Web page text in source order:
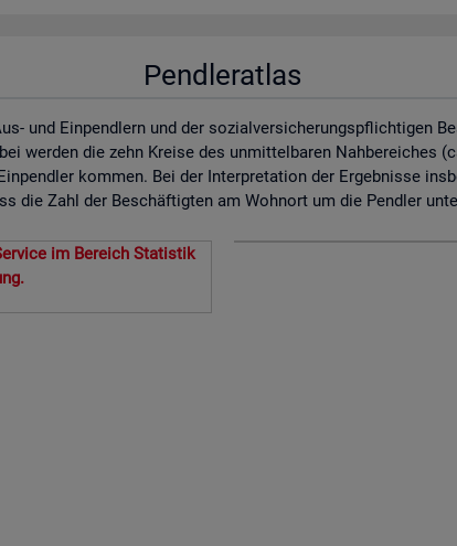
Pendleratlas
und Einpendlern und der sozialversicherungspflichtigen
werden die zehn Kreise des unmittelbaren Nahbereiches
kommen. Bei der Interpretation der Ergebnisse
die Zahl der Beschäftigten am Wohnort um die Pendler
im Bereich Statistik